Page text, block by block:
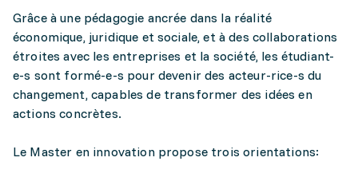
Grâce à une pédagogie ancrée dans la réalité
économique, juridique et sociale, et à des collaborations
étroites avec les entreprises et la société, les étudiant-
e-s sont formé-e-s pour devenir des acteur-rice-s du
changement, capables de transformer des idées en
actions concrètes.
Le Master en innovation propose trois orientations: